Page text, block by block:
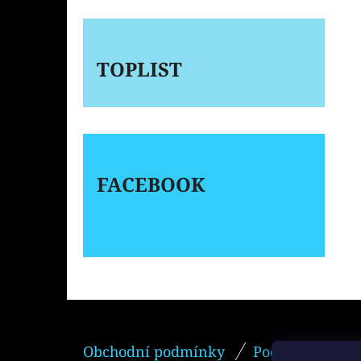
TOPLIST
FACEBOOK
Obchodní podmínky Podmínky